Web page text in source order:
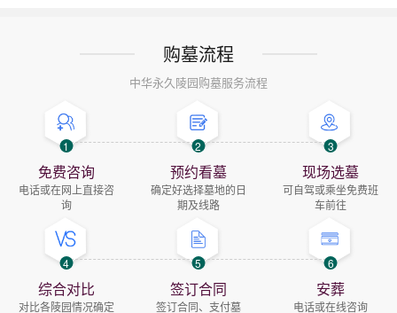
购墓流程
中华永久陵园购墓服务流程
1
免费咨询
电话或在网上直接咨
询
2
预约看墓
确定好选择墓地的日
期及线路
3
现场选墓
可自驾或乘坐免费班
车前往
4
综合对比
对比各陵园情况确定
5
签订合同
签订合同、支付墓
6
安葬
电话或在线咨询